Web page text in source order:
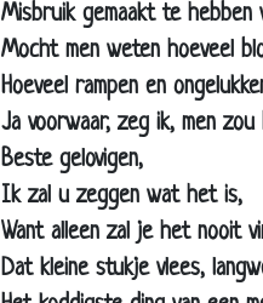
Misbruik gemaakt te hebben
Mocht men weten hoeveel
Hoeveel rampen en
Ja voorwaar, zeg ik, men
Beste gelovigen,
Ik zal u zeggen wat het is,
Want alleen zal je het nooit
Dat kleine stukje vlees,
11 May 2018
16 Mar 2018
26 Nov 2017
13 Dec 2016
09 Jul 2016
08 Jun 2016
03 Dec 2014